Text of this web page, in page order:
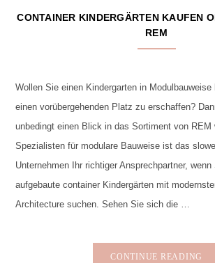
CONTAINER KINDERGÄRTEN KAUFEN
REM
Wollen Sie einen Kindergarten in
einen vorübergehenden Platz zu erschaffen?
unbedingt einen Blick in das Sortiment von REM
Spezialisten für modulare Bauweise ist das
Unternehmen Ihr richtiger Ansprechpartner, wenn
aufgebaute container Kindergärten mit
Architecture suchen. Sehen Sie sich die …
CONTINUE READING